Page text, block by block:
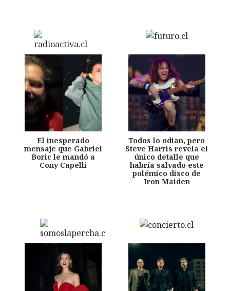
El inesperado
mensaje que Gabriel
Boric le mandó a
Cony Capelli
Todos lo odian, pero
Steve Harris revela el
único detalle que
habría salvado este
polémico disco de
Iron Maiden